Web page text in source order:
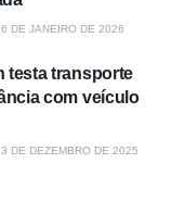
6 DE JANEIRO DE 2026
testa transporte
com veículo
3 DE DEZEMBRO DE 2025